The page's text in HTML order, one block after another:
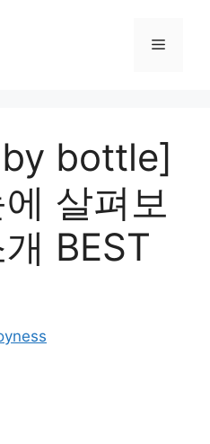
Menu
bottle]
살펴보
BEST